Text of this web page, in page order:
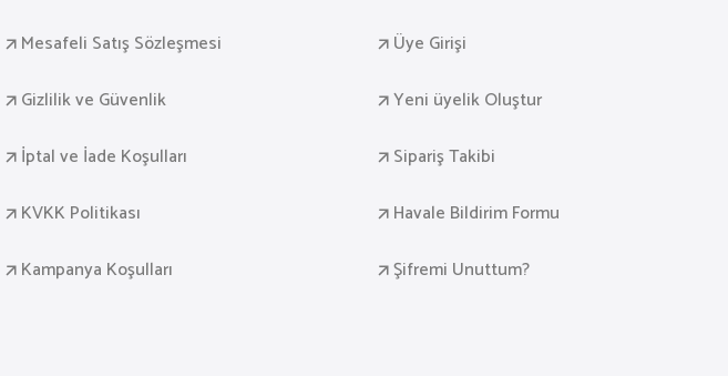
Mesafeli Satış Sözleşmesi
Gizlilik ve Güvenlik
İptal ve İade Koşulları
KVKK Politikası
Kampanya Koşulları
Üye Girişi
Yeni üyelik Oluştur
Sipariş Takibi
Havale Bildirim Formu
Şifremi Unuttum?